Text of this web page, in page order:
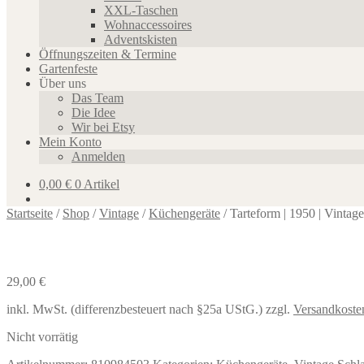
XXL-Taschen
Wohnaccessoires
Adventskisten
Öffnungszeiten & Termine
Gartenfeste
Über uns
Das Team
Die Idee
Wir bei Etsy
Mein Konto
Anmelden
0,00 € 0 Artikel
Startseite / Shop /Vintage /Küchengeräte /Tarteform | 1950 | Vintage
29,00 €
inkl. MwSt. (differenzbesteuert nach §25a UStG.) zzgl.
Nicht vorrätig